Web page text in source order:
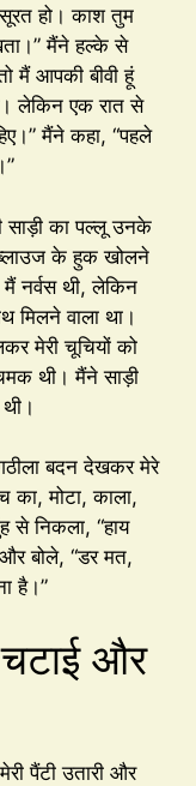
हो। काश तुम
मैंने हल्के से
मैं आपकी बीवी हूं
लेकिन एक रात से
मैंने कहा, “पहले
का पल्लू उनके
के हुक खोलने
नर्वस थी, लेकिन
मिलने वाला था।
मेरी चूचियों को
थी। मैंने साड़ी
बदन देखकर मेरे
मोटा, काला,
से निकला, “हाय
बोले, “डर मत,
है।”
और
पैंटी उतारी और